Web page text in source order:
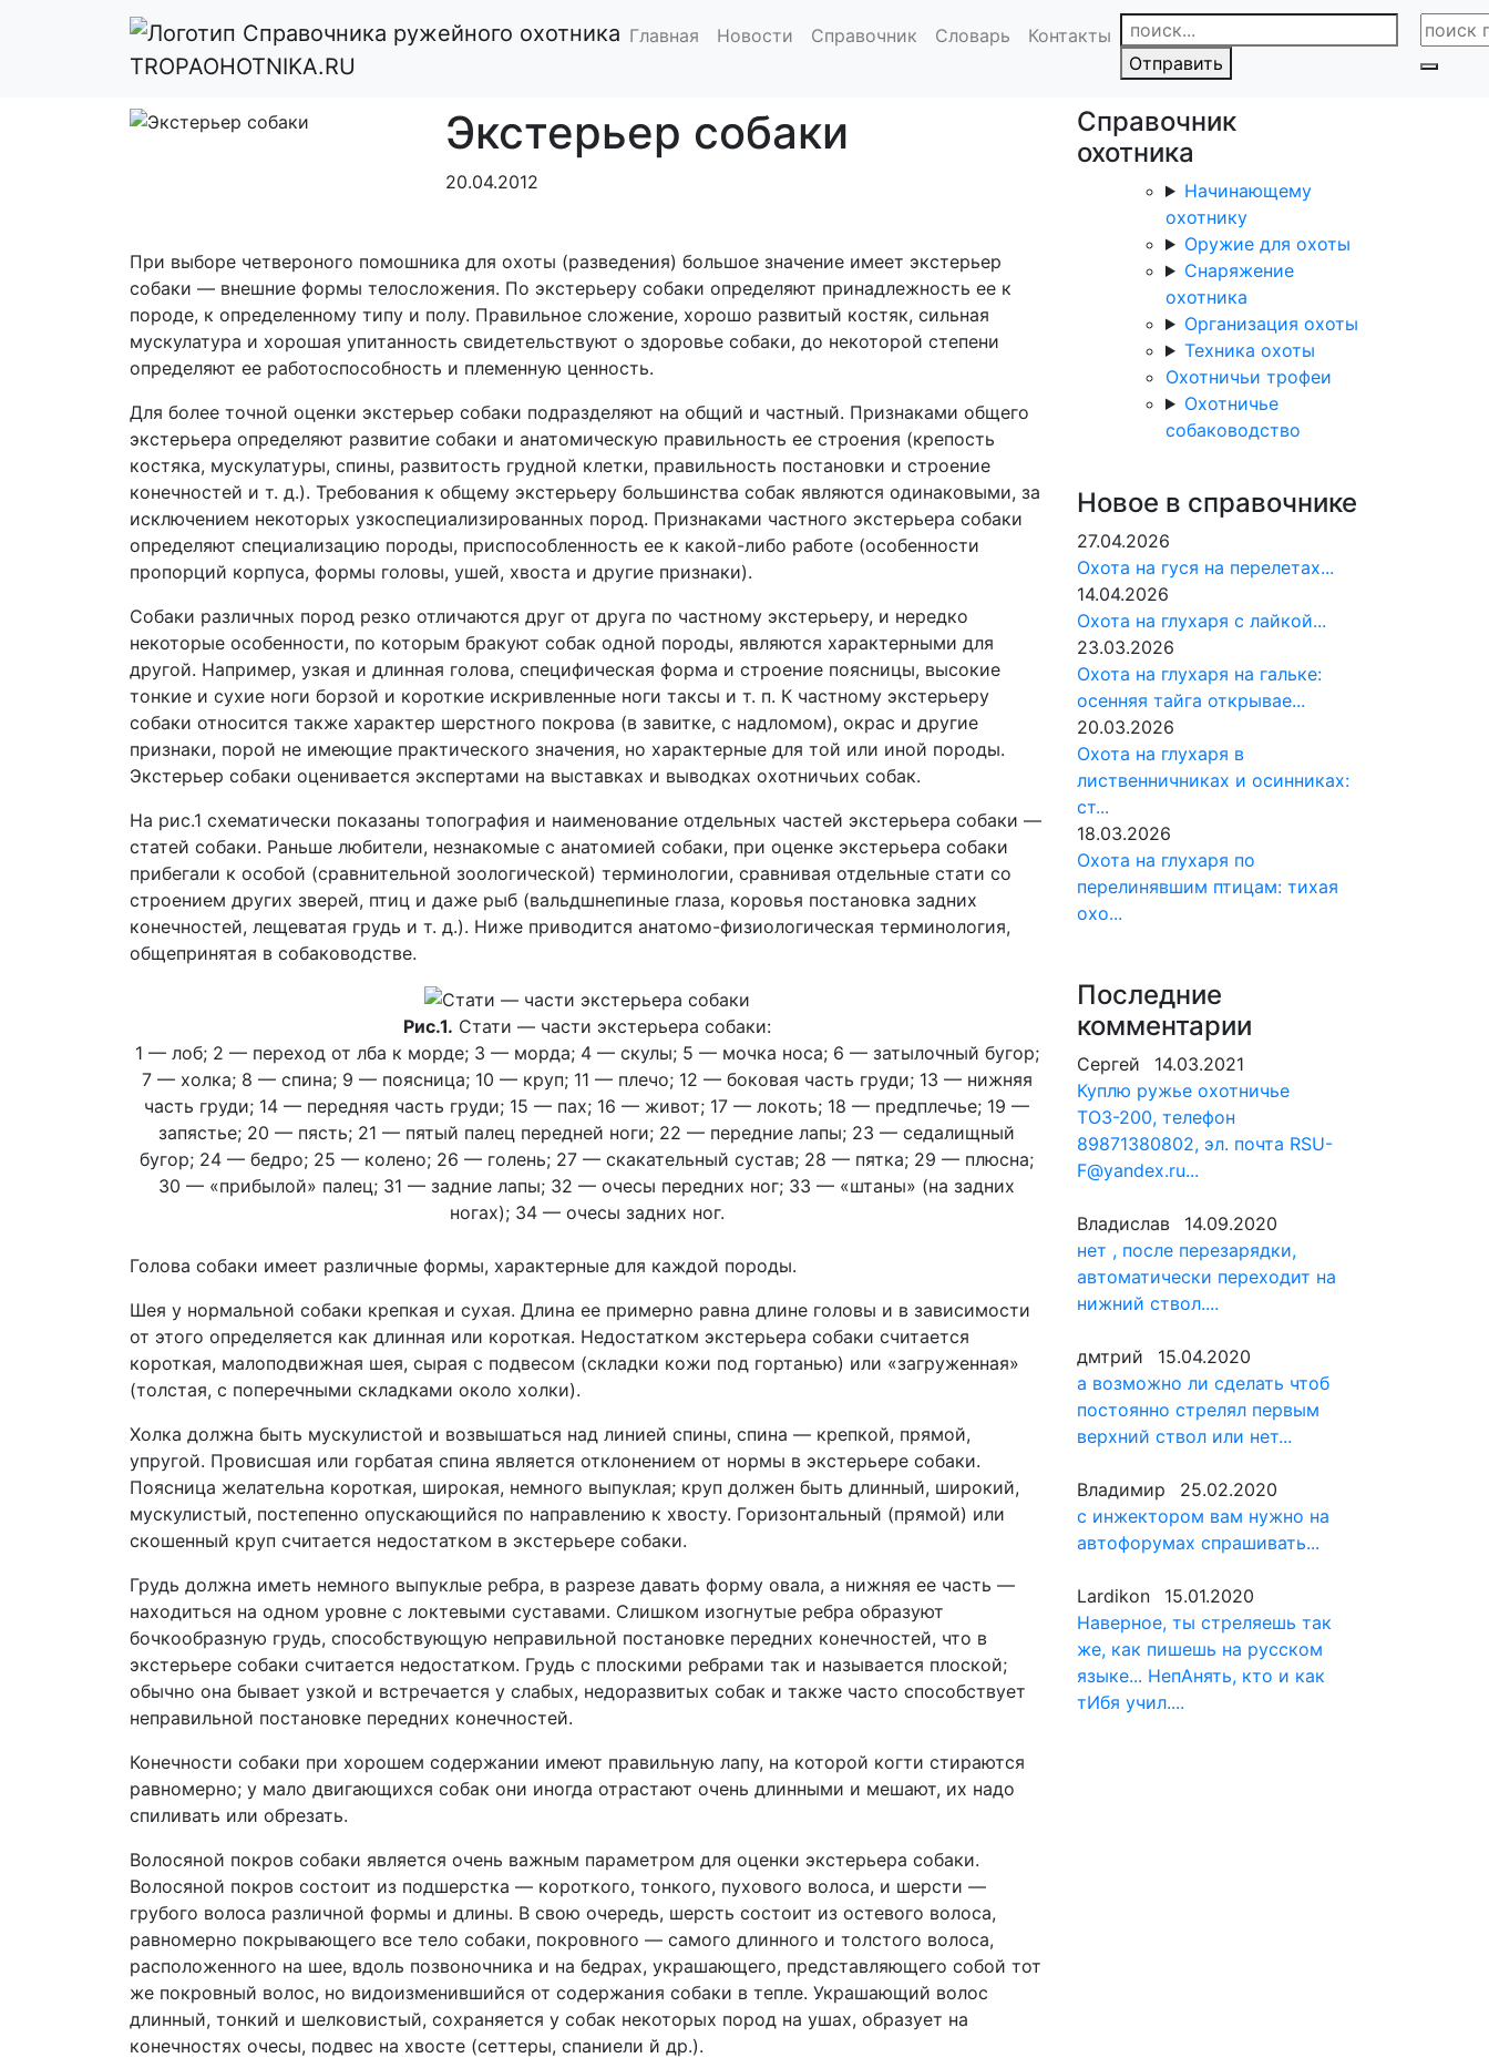
TROPAOHOTNIKA.RU
Главная Новости Справочник Словарь
Контакты
Отправить
Главная Справочник ружейного охотника Охотничье собаководство Экстерьер собаки
Экстерьер собаки
20.04.2012
При выборе четвероного помошника для охоты (разведения) большое значение имеет экстерьер
собаки — внешние формы телосложения. По экстерьеру собаки определяют принадлежность ее к
породе, к определенному типу и полу. Правильное сложение, хорошо развитый костяк, сильная
мускулатура и хорошая упитанность свидетельствуют о здоровье собаки, до некоторой степени
определяют ее работоспособность и племенную ценность.
Для более точной оценки экстерьер собаки подразделяют на общий и частный. Признаками общего
экстерьера определяют развитие собаки и анатомическую правильность ее строения (крепость
костяка, мускулатуры, спины, развитость грудной клетки, правильность постановки и строение
конечностей и т. д.). Требования к общему экстерьеру большинства собак являются одинаковыми, за
исключением некоторых узкоспециализированных пород. Признаками частного экстерьера собаки
определяют специализацию породы, приспособленность ее к какой-либо работе (особенности
пропорций корпуса, формы головы, ушей, хвоста и другие признаки).
Собаки различных пород резко отличаются друг от друга по частному экстерьеру, и нередко
некоторые особенности, по которым бракуют собак одной породы, являются характерными для
другой. Например, узкая и длинная голова, специфическая форма и строение поясницы, высокие
тонкие и сухие ноги борзой и короткие искривленные ноги таксы и т. п. К частному экстерьеру
собаки относится также характер шерстного покрова (в завитке, с надломом), окрас и другие
признаки, порой не имеющие практического значения, но характерные для той или иной породы.
Экстерьер собаки оценивается экспертами на выставках и выводках охотничьих собак.
На рис.1 схематически показаны топография и наименование отдельных частей экстерьера собаки —
статей собаки. Раньше любители, незнакомые с анатомией собаки, при оценке экстерьера собаки
прибегали к особой (сравнительной зоологической) терминологии, сравнивая отдельные стати со
строением других зверей, птиц и даже рыб (вальдшнепиные глаза, коровья постановка задних
конечностей, лещеватая грудь и т. д.). Ниже приводится анатомо-физиологическая терминология,
общепринятая в собаководстве.
Рис.1. Стати — части экстерьера собаки:
1 — лоб; 2 — переход от лба к морде; 3 — морда; 4 — скулы; 5 — мочка носа; 6 — затылочный бугор;
7 — холка; 8 — спина; 9 — поясница; 10 — круп; 11 — плечо; 12 — боковая часть груди; 13 — нижняя
часть груди; 14 — передняя часть груди; 15 — пах; 16 — живот; 17 — локоть; 18 — предплечье; 19 —
запястье; 20 — пясть; 21 — пятый палец передней ноги; 22 — передние лапы; 23 — седалищный
бугор; 24 — бедро; 25 — колено; 26 — голень; 27 — скакательный сустав; 28 — пятка; 29 — плюсна;
30 — «прибылой» палец; 31 — задние лапы; 32 — очесы передних ног; 33 — «штаны» (на задних
ногах); 34 — очесы задних ног.
Голова собаки имеет различные формы, характерные для каждой породы.
Шея у нормальной собаки крепкая и сухая. Длина ее примерно равна длине головы и в зависимости
от этого определяется как длинная или короткая. Недостатком экстерьера собаки считается
короткая, малоподвижная шея, сырая с подвесом (складки кожи под гортанью) или «загруженная»
(толстая, с поперечными складками около холки).
Холка должна быть мускулистой и возвышаться над линией спины, спина — крепкой, прямой,
упругой. Провисшая или горбатая спина является отклонением от нормы в экстерьере собаки.
Поясница желательна короткая, широкая, немного выпуклая; круп должен быть длинный, широкий,
мускулистый, постепенно опускающийся по направлению к хвосту. Горизонтальный (прямой) или
скошенный круп считается недостатком в экстерьере собаки.
Грудь должна иметь немного выпуклые ребра, в разрезе давать форму овала, а нижняя ее часть —
находиться на одном уровне с локтевыми суставами. Слишком изогнутые ребра образуют
бочкообразную грудь, способствующую неправильной постановке передних конечностей, что в
экстерьере собаки считается недостатком. Грудь с плоскими ребрами так и называется плоской;
обычно она бывает узкой и встречается у слабых, недоразвитых собак и также часто способствует
неправильной постановке передних конечностей.
Конечности собаки при хорошем содержании имеют правильную лапу, на которой когти стираются
равномерно; у мало двигающихся собак они иногда отрастают очень длинными и мешают, их надо
спиливать или обрезать.
Волосяной покров собаки является очень важным параметром для оценки экстерьера собаки.
Волосяной покров состоит из подшерстка — короткого, тонкого, пухового волоса, и шерсти —
грубого волоса различной формы и длины. В свою очередь, шерсть состоит из остевого волоса,
равномерно покрывающего все тело собаки, покровного — самого длинного и толстого волоса,
расположенного на шее, вдоль позвоночника и на бедрах, украшающего, представляющего собой тот
же покровный волос, но видоизменившийся от содержания собаки в тепле. Украшающий волос
длинный, тонкий и шелковистый, сохраняется у собак некоторых пород на ушах, образует на
конечностях очесы, подвес на хвосте (сеттеры, спаниели й др.).
Справочник
охотника
Начинающему
охотнику
Оружие для охоты
Снаряжение
охотника
Организация охоты
Техника охоты
Охотничьи трофеи
Охотничье
собаководство
Новое в справочнике
27.04.2026
Охота на гуся на перелетах...
14.04.2026
Охота на глухаря с лайкой...
23.03.2026
Охота на глухаря на гальке:
осенняя тайга открывае...
20.03.2026
Охота на глухаря в
лиственничниках и осинниках:
ст...
18.03.2026
Охота на глухаря по
перелинявшим птицам: тихая
охо...
Последние
комментарии
Сергей
14.03.2021
Куплю ружье охотничье
ТОЗ-200, телефон
89871380802, эл. почта RSU-
F@yandex.ru...
Владислав
14.09.2020
нет , после перезарядки,
автоматически переходит на
нижний ствол....
дмтрий
15.04.2020
а возможно ли сделать чтоб
постоянно стрелял первым
верхний ствол или нет...
Владимир
25.02.2020
с инжектором вам нужно на
автофорумах спрашивать...
Lardikon
15.01.2020
Наверное, ты стреляешь так
же, как пишешь на русском
языке... НепАнять, кто и как
тИбя учил....